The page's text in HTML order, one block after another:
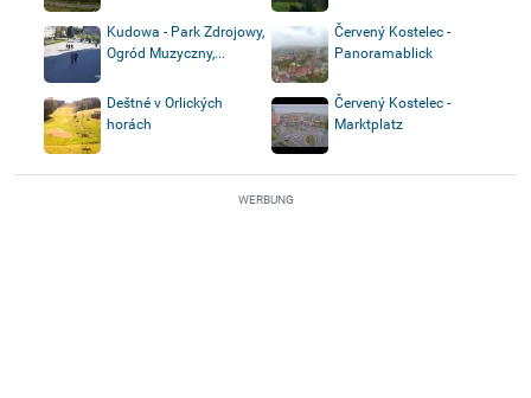
Kudowa - Park Zdrojowy,
Ogród Muzyczny,...
Červený Kostelec -
Panoramablick
Deštné v Orlických
horách
Červený Kostelec -
Marktplatz
WERBUNG